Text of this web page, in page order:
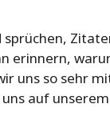
erinnern,
uns so sehr
auf